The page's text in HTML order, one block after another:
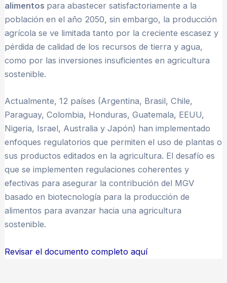
alimentos para abastecer satisfactoriamente a la
población en el año 2050, sin embargo, la producción
agrícola se ve limitada tanto por la creciente escasez y
pérdida de calidad de los recursos de tierra y agua,
como por las inversiones insuficientes en agricultura
sostenible.
Actualmente, 12 países (Argentina, Brasil, Chile,
Paraguay, Colombia, Honduras, Guatemala, EEUU,
Nigeria, Israel, Australia y Japón) han implementado
enfoques regulatorios que permiten el uso de plantas o
sus productos editados en la agricultura. El desafío es
que se implementen regulaciones coherentes y
efectivas para asegurar la contribución del MGV
basado en biotecnología para la producción de
alimentos para avanzar hacia una agricultura
sostenible.
Revisar el documento completo aquí